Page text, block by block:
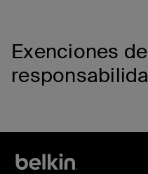
Exenciones de